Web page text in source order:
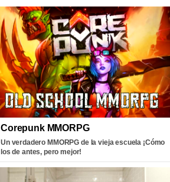
Corepunk MMORPG
Un verdadero MMORPG de la vieja escuela ¡Cómo
los de antes, pero mejor!